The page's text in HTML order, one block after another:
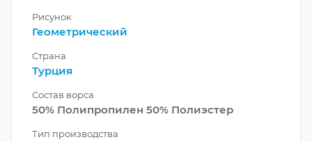
Рисунок
Геометрический
Страна
Турция
Состав ворса
50% Полипропилен 50% Полиэстер
Тип производства